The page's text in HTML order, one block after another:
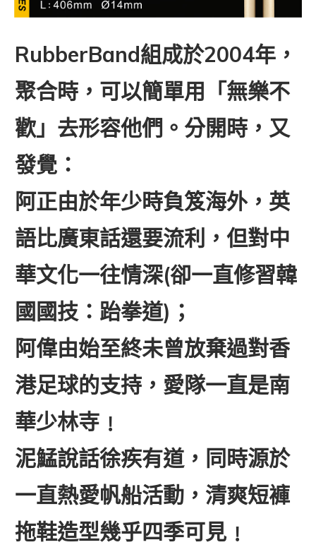
RubberBand組成於2004年，
聚合時，可以簡單用「無樂不
歡」去形容他們。分開時，又
發覺：
阿正由於年少時負笈海外，英
語比廣東話還要流利，但對中
華文化一往情深(卻一直修習韓
國國技：跆拳道)；
阿偉由始至終未曾放棄過對香
港足球的支持，愛隊一直是南
華少林寺﹗
泥鯭說話徐疾有道，同時源於
一直熱愛帆船活動，清爽短褲
拖鞋造型幾乎四季可見﹗